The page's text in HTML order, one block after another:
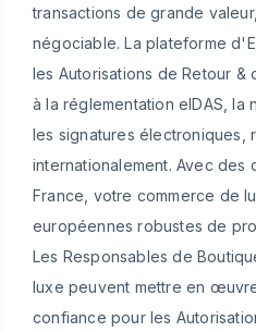
transactions de grande
négociable. La plateforme
les Autorisations de Retour
à la réglementation eIDAS,
les signatures électroniques,
internationalement. Avec
France, votre commerce de
européennes robustes de
Les Responsables de
luxe peuvent mettre en
confiance pour les